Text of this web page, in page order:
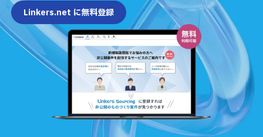
Linkers.net に無料登録